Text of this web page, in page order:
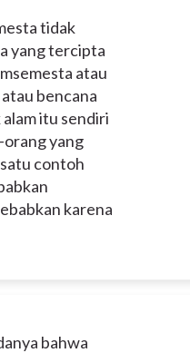
tidak
yang tercipta
atau
bencana
itu sendiri
orang yang
contoh
karena
bahwa